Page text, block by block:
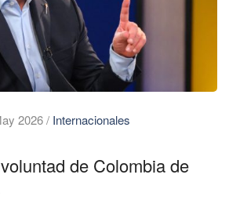
2026/ Internacionales
de Colombia de